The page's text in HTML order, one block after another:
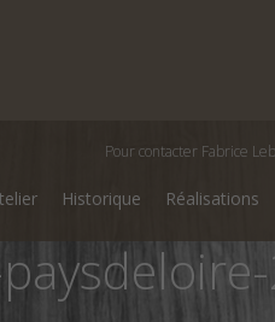
Pour contacter Fabrice
Historique Réalisations